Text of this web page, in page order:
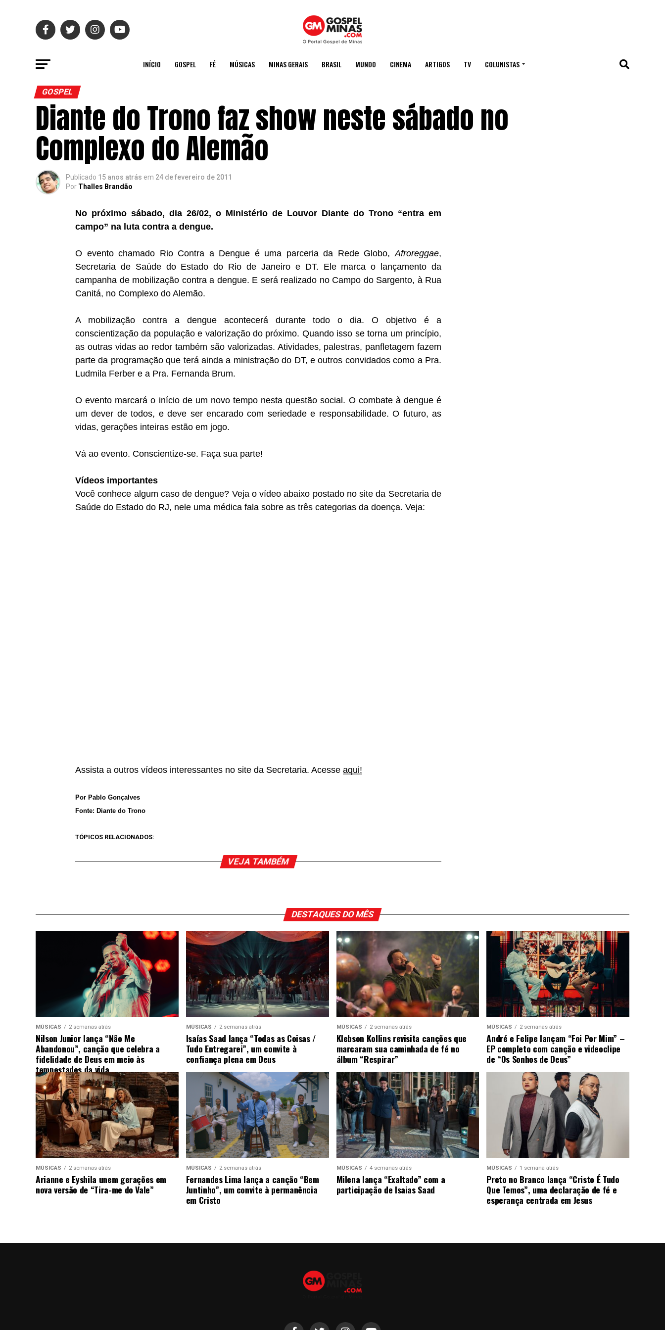
INÍCIO GOSPEL FÉ MÚSICAS MINAS GERAIS BRASIL MUNDO CINEMA ARTIGOS TV COLUNISTAS
GOSPEL
Diante do Trono faz show neste sábado no
Complexo do Alemão
Publicado 15 anos atrás em 24 de fevereiro de 2011
Por Thalles Brandão
No próximo sábado, dia 26/02, o Ministério de Louvor Diante do Trono “entra em
campo” na luta contra a dengue.
O evento chamado Rio Contra a Dengue é uma parceria da Rede Globo,Afroreggae,
Secretaria de Saúde do Estado do Rio de Janeiro e DT. Ele marca o lançamento da
campanha de mobilização contra a dengue. E será realizado no Campo do Sargento, à Rua
Canitá, no Complexo do Alemão.
A mobilização contra a dengue acontecerá durante todo o dia. O objetivo é a
conscientização da população e valorização do próximo. Quando isso se torna um princípio,
as outras vidas ao redor também são valorizadas. Atividades, palestras, panfletagem fazem
parte da programação que terá ainda a ministração do DT, e outros convidados como a Pra.
Ludmila Ferber e a Pra. Fernanda Brum.
O evento marcará o início de um novo tempo nesta questão social. O combate à dengue é
um dever de todos, e deve ser encarado com seriedade e responsabilidade. O futuro, as
vidas, gerações inteiras estão em jogo.
Vá ao evento. Conscientize-se. Faça sua parte!
Vídeos importantes
Você conhece algum caso de dengue? Veja o vídeo abaixo postado no site da Secretaria de
Saúde do Estado do RJ, nele uma médica fala sobre as três categorias da doença. Veja:
Assista a outros vídeos interessantes no site da Secretaria. Acesse aqui!
Por Pablo Gonçalves
Fonte: Diante do Trono
TÓPICOS RELACIONADOS:
VEJA TAMBÉM
DESTAQUES DO MÊS
MÚSICAS 2 semanas atrás
Nilson Junior lança “Não Me
Abandonou”, canção que celebra a
fidelidade de Deus em meio às
tempestades da vida
MÚSICAS 2 semanas atrás
Isaías Saad lança “Todas as Coisas /
Tudo Entregarei”, um convite à
confiança plena em Deus
MÚSICAS 2 semanas atrás
Klebson Kollins revisita canções que
marcaram sua caminhada de fé no
álbum “Respirar”
MÚSICAS 2 semanas atrás
André e Felipe lançam “Foi Por Mim” –
EP completo com canção e videoclipe
de “Os Sonhos de Deus”
MÚSICAS 2 semanas atrás
Arianne e Eyshila unem gerações em
nova versão de “Tira-me do Vale”
MÚSICAS 2 semanas atrás
Fernandes Lima lança a canção “Bem
Juntinho”, um convite à permanência
em Cristo
MÚSICAS 4 semanas atrás
Milena lança “Exaltado” com a
participação de Isaias Saad
MÚSICAS 1 semana atrás
Preto no Branco lança “Cristo É Tudo
Que Temos”, uma declaração de fé e
esperança centrada em Jesus